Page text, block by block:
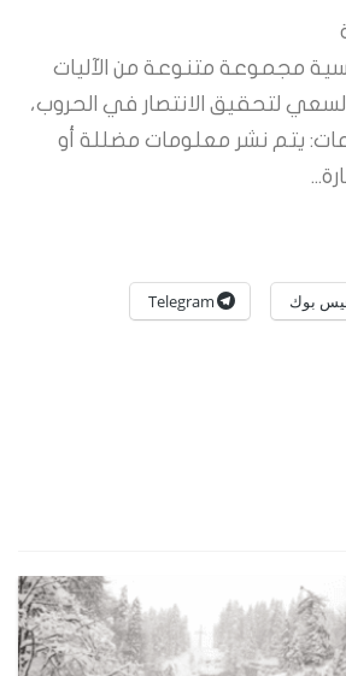
مجموعة متنوعة من الآليات
لتحقيق الانتصار في الحروب،
يتم نشر معلومات مضللة أو
بوك Telegram